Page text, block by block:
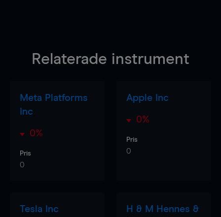
Relaterade instrument
Meta Platforms
Inc
0%
Pris
0
Apple Inc
0%
Pris
0
Tesla Inc
H & M Hennes &